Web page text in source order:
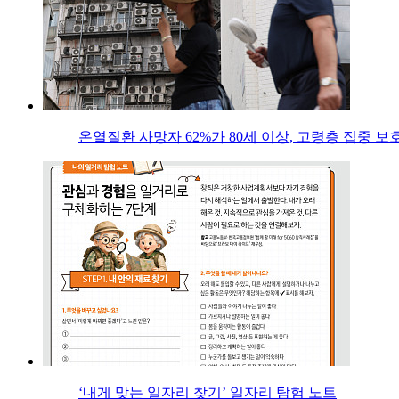
온열질환 사망자 62%가 80세 이상, 고령층 집중 보
‘내게 맞는 일자리 찾기’ 일자리 탐험 노트